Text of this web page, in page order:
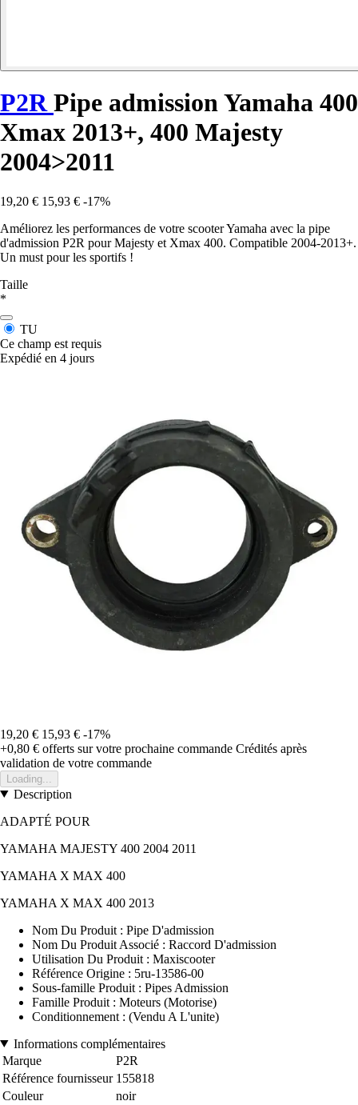
P2RPipe admission Yamaha 400
Xmax 2013+, 400 Majesty
2004>2011
19,20 € 15,93 € -17%
Améliorez les performances de votre scooter Yamaha avec la pipe
d'admission P2R pour Majesty et Xmax 400. Compatible 2004-2013+.
Un must pour les sportifs !
Taille
*
TU
Ce champ est requis
Expédié en 4 jours
19,20 € 15,93 € -17%
+0,80 € offerts sur votre prochaine commande Crédités après
validation de votre commande
Loading...
Description
ADAPTÉ POUR
YAMAHA MAJESTY 400 2004 2011
YAMAHA X MAX 400
YAMAHA X MAX 400 2013
Nom Du Produit : Pipe D'admission
Nom Du Produit Associé : Raccord D'admission
Utilisation Du Produit : Maxiscooter
Référence Origine : 5ru-13586-00
Sous-famille Produit : Pipes Admission
Famille Produit : Moteurs (Motorise)
Conditionnement : (Vendu A L'unite)
Informations complémentaires
Marque
P2R
Référence fournisseur 155818
Couleur
noir